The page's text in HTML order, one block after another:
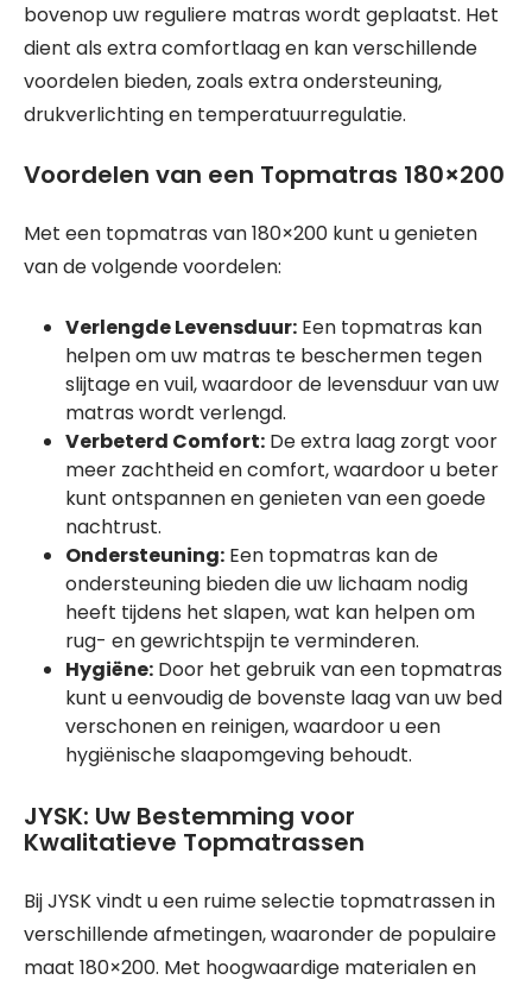
bovenop uw reguliere matras wordt geplaatst. Het
dient als extra comfortlaag en kan verschillende
voordelen bieden, zoals extra ondersteuning,
drukverlichting en temperatuurregulatie.
Voordelen van een Topmatras 180×200
Met een topmatras van 180×200 kunt u genieten
van de volgende voordelen:
Verlengde Levensduur: Een topmatras kan
helpen om uw matras te beschermen tegen
slijtage en vuil, waardoor de levensduur van uw
matras wordt verlengd.
Verbeterd Comfort: De extra laag zorgt voor
meer zachtheid en comfort, waardoor u beter
kunt ontspannen en genieten van een goede
nachtrust.
Ondersteuning: Een topmatras kan de
ondersteuning bieden die uw lichaam nodig
heeft tijdens het slapen, wat kan helpen om
rug- en gewrichtspijn te verminderen.
Hygiëne: Door het gebruik van een topmatras
kunt u eenvoudig de bovenste laag van uw bed
verschonen en reinigen, waardoor u een
hygiënische slaapomgeving behoudt.
JYSK: Uw Bestemming voor
Kwalitatieve Topmatrassen
Bij JYSK vindt u een ruime selectie topmatrassen in
verschillende afmetingen, waaronder de populaire
maat 180×200. Met hoogwaardige materialen en